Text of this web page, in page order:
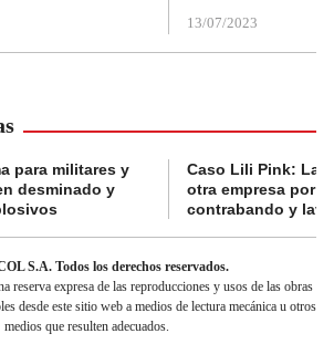
13/07/2023
para militares y
desminado y
Caso Lili Pink: La
otra empresa por
contrabando y
S.A. Todos los derechos reservados.
reserva expresa de las reproducciones y usos de las obras
desde este sitio web a medios de lectura mecánica u otros
medios que resulten adecuados.